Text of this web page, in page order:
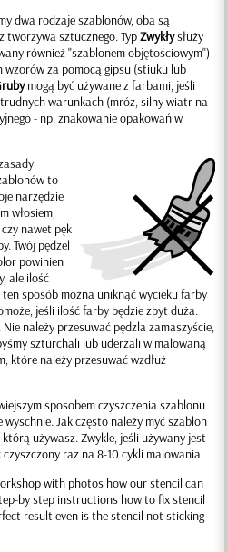
dwa rodzaje szablonów, oba są
tworzywa sztucznego. TypZwykłysłuży
również "szablonem objętościowym")
wzorów za pomocą gipsu (stiuku lub
mogą być używane z farbami, jeśli
warunkach (mróz, silny wiatr na
- np. znakowanie opakowań w
to
narzędzie
włosiem,
nawet pęk
Twój pędzel
powinien
ale ilość
sposób można uniknąć wycieku farby
jeśli ilość farby będzie zbyt duża.
należy przesuwać pędzla zamaszyście,
szturchali lub uderzali w malowaną
które należy przesuwać wzdłuż
sposobem czyszczenia szablonu
Jak często należy myć szablon
używasz. Zwykle, jeśli używany jest
raz na 8-10 cykli malowania.
with photos how our stencil can
by step instructions how to fix stencil
result even is the stencil not sticking